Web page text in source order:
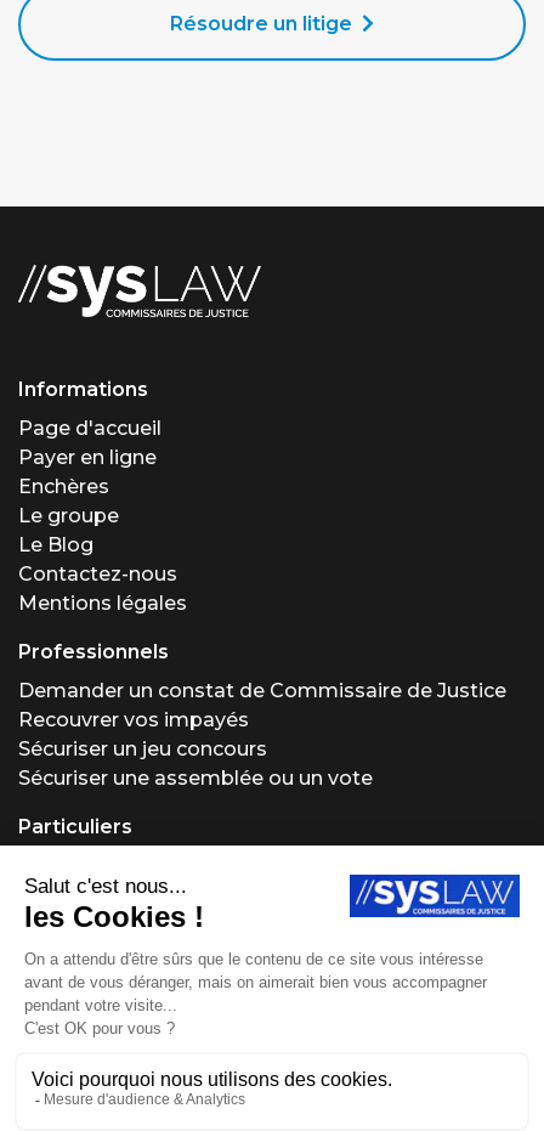
Résoudre un litige
Informations
Page d'accueil
Payer en ligne
Enchères
Le groupe
Le Blog
Contactez-nous
Mentions légales
Professionnels
Demander un constat de Commissaire de Justice
Recouvrer vos impayés
Sécuriser un jeu concours
Sécuriser une assemblée ou un vote
Particuliers
Régler un problème locatif
Acheter ou vendre aux enchères
Obtenir un conseil juridique
Protéger vos créations